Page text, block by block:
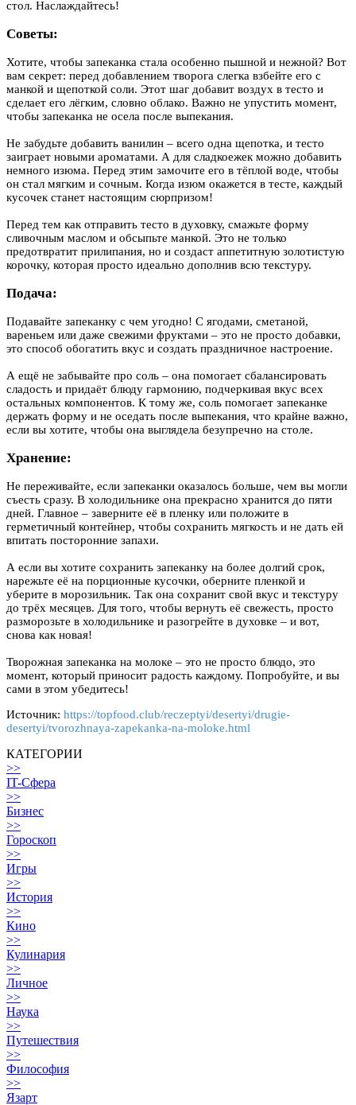
стол. Наслаждайтесь!
Советы:
Хотите, чтобы запеканка стала особенно пышной и нежной? Вот
вам секрет: перед добавлением творога слегка взбейте его с
манкой и щепоткой соли. Этот шаг добавит воздух в тесто и
сделает его лёгким, словно облако. Важно не упустить момент,
чтобы запеканка не осела после выпекания.
Не забудьте добавить ванилин – всего одна щепотка, и тесто
заиграет новыми ароматами. А для сладкоежек можно добавить
немного изюма. Перед этим замочите его в тёплой воде, чтобы
он стал мягким и сочным. Когда изюм окажется в тесте, каждый
кусочек станет настоящим сюрпризом!
Перед тем как отправить тесто в духовку, смажьте форму
сливочным маслом и обсыпьте манкой. Это не только
предотвратит прилипания, но и создаст аппетитную золотистую
корочку, которая просто идеально дополнив всю текстуру.
Подача:
Подавайте запеканку с чем угодно! С ягодами, сметаной,
вареньем или даже свежими фруктами – это не просто добавки,
это способ обогатить вкус и создать праздничное настроение.
А ещё не забывайте про соль – она помогает сбалансировать
сладость и придаёт блюду гармонию, подчеркивая вкус всех
остальных компонентов. К тому же, соль помогает запеканке
держать форму и не оседать после выпекания, что крайне важно,
если вы хотите, чтобы она выглядела безупречно на столе.
Хранение:
Не переживайте, если запеканки оказалось больше, чем вы могли
съесть сразу. В холодильнике она прекрасно хранится до пяти
дней. Главное – заверните её в пленку или положите в
герметичный контейнер, чтобы сохранить мягкость и не дать ей
впитать посторонние запахи.
А если вы хотите сохранить запеканку на более долгий срок,
нарежьте её на порционные кусочки, оберните пленкой и
уберите в морозильник. Так она сохранит свой вкус и текстуру
до трёх месяцев. Для того, чтобы вернуть её свежесть, просто
разморозьте в холодильнике и разогрейте в духовке – и вот,
снова как новая!
Творожная запеканка на молоке – это не просто блюдо, это
момент, который приносит радость каждому. Попробуйте, и вы
сами в этом убедитесь!
Источник: https://topfood.club/reczeptyi/desertyi/drugie-
desertyi/tvorozhnaya-zapekanka-na-moloke.html
КАТЕГОРИИ
>>
IT-Сфера
>>
Бизнес
>>
Гороскоп
>>
Игры
>>
История
>>
Кино
>>
Кулинария
>>
Личное
>>
Наука
>>
Путешествия
>>
Философия
>>
Язарт